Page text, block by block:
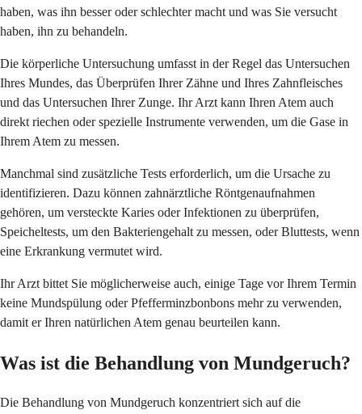
haben, was ihn besser oder schlechter macht und was Sie versucht
haben, ihn zu behandeln.
Die körperliche Untersuchung umfasst in der Regel das Untersuchen
Ihres Mundes, das Überprüfen Ihrer Zähne und Ihres Zahnfleisches
und das Untersuchen Ihrer Zunge. Ihr Arzt kann Ihren Atem auch
direkt riechen oder spezielle Instrumente verwenden, um die Gase in
Ihrem Atem zu messen.
Manchmal sind zusätzliche Tests erforderlich, um die Ursache zu
identifizieren. Dazu können zahnärztliche Röntgenaufnahmen
gehören, um versteckte Karies oder Infektionen zu überprüfen,
Speicheltests, um den Bakteriengehalt zu messen, oder Bluttests, wenn
eine Erkrankung vermutet wird.
Ihr Arzt bittet Sie möglicherweise auch, einige Tage vor Ihrem Termin
keine Mundspülung oder Pfefferminzbonbons mehr zu verwenden,
damit er Ihren natürlichen Atem genau beurteilen kann.
Was ist die Behandlung von Mundgeruch?
Die Behandlung von Mundgeruch konzentriert sich auf die